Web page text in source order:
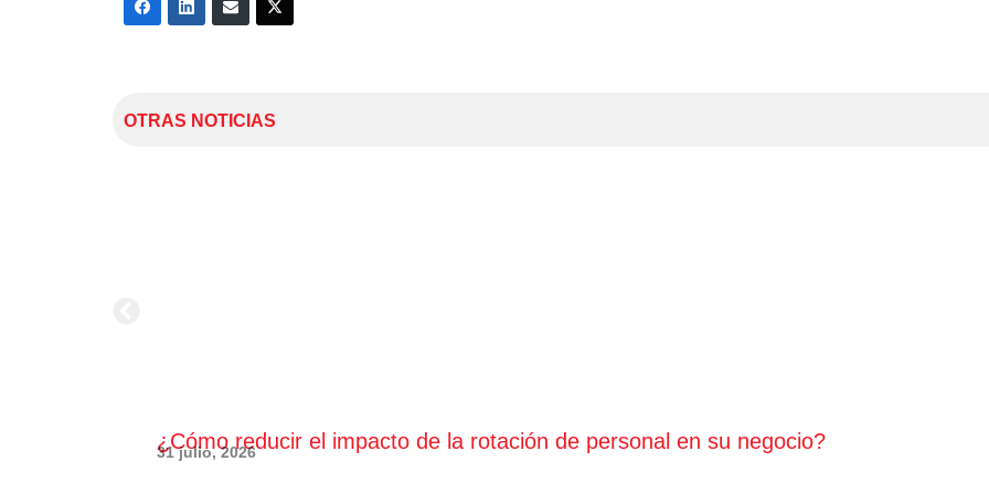
OTRAS NOTICIAS
¿Cómo reducir el impacto de la rotación de personal en su negocio?
31 julio, 2026